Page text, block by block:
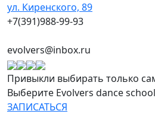
ул. Киренского, 89
+7(391)988-99-93
evolvers@inbox.ru
Привыкли выбирать только
Выберите Evolvers dance
ЗАПИСАТЬСЯ